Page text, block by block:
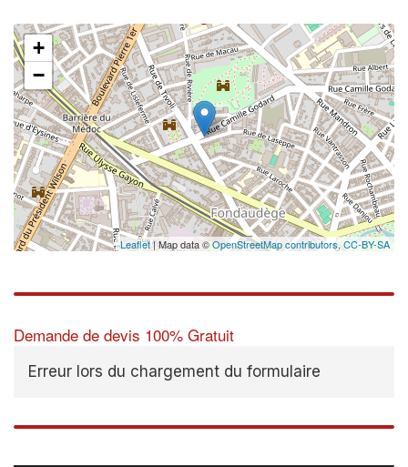
+
−
Leaflet| Map data ©OpenStreetMap contributors,CC-BY-SA
Demande de devis 100% Gratuit
Erreur lors du chargement du formulaire
✕